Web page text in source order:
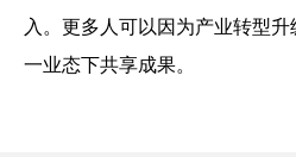
入。更多人可以因为产业转型升
一业态下共享成果。